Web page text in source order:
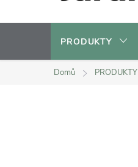
PRODUKTY
Domů PRODUKTY